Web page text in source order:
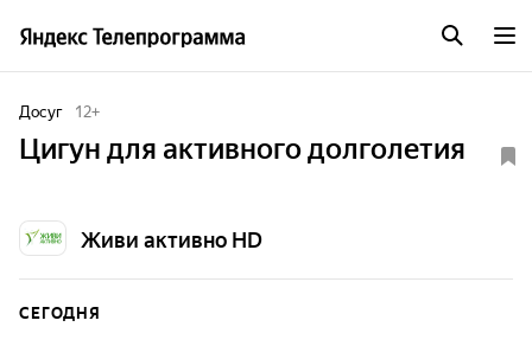
Досуг 12+
Цигун для активного долголетия
Живи активно HD
СЕГОДНЯ